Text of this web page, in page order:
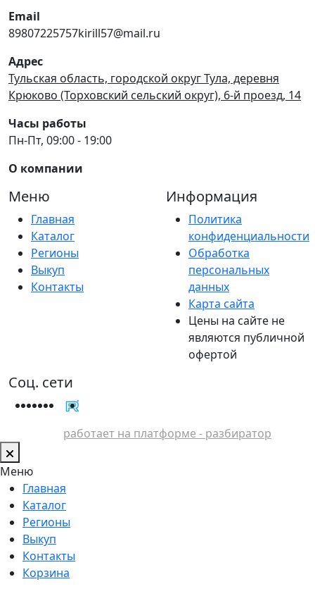
Email
89807225757kirill57@mail.ru
Адрес
Тульская область, городской округ Тула, деревня
Крюково (Торховский сельский округ), 6-й проезд, 14
Часы работы
Пн-Пт, 09:00 - 19:00
О компании
Меню
Главная
Каталог
Регионы
Выкуп
Контакты
Информация
Политика
конфиденциальности
Обработка
персональных
данных
Карта сайта
Цены на сайте не
являются публичной
офертой
Соц. сети
работает на платформе - разбиратор
Меню
Главная
Каталог
Регионы
Выкуп
Контакты
Корзина